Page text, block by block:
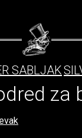
SABLJAK
za